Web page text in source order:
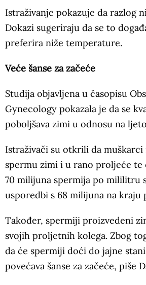
Istraživanje pokazuje da razlog
Dokazi sugeriraju da se to
preferira niže temperature.
Veće šanse za začeće
Studija objavljena u časopisu
Gynecology pokazala je da se
poboljšava zimi u odnosu na
Istraživači su otkrili da
spermu zimi i u rano proljeće te
70 milijuna spermija po mililitru
usporedbi s 68 milijuna na kraju
Također, spermiji proizvedeni
svojih proljetnih kolega. Zbog
da će spermiji doći do jajne
povećava šanse za začeće, piše